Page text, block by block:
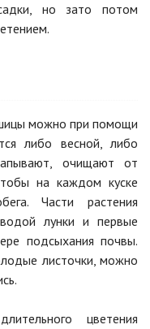
но зато потом
можно при помощи
либо весной, либо
очищают от
на каждом куске
Части растения
лунки и первые
подсыхания почвы.
листочки, можно
цветения